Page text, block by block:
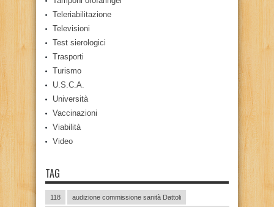
Teleriabilitazione
Televisioni
Test sierologici
Trasporti
Turismo
U.S.C.A.
Università
Vaccinazioni
Viabilità
Video
TAG
118 audizione commissione sanità Dattoli